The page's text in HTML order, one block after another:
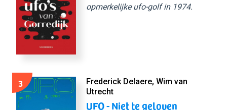
opmerkelijke ufo-golf in 1974.
3
Frederick Delaere, Wim van
Utrecht
UFO - Niet te geloven